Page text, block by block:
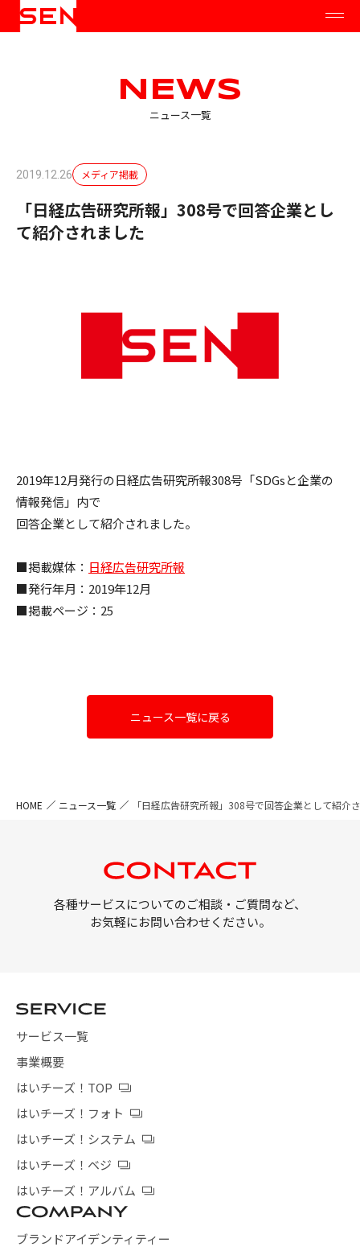
NEWS
ニュース一覧
2019.12.26 メディア掲載
「日経広告研究所報」308号で回答企業とし
て紹介されました
2019年12月発行の日経広告研究所報308号「SDGsと企業の
情報発信」内で
回答企業として紹介されました。
■掲載媒体： 日経広告研究所報
■発行年月：2019年12月
■掲載ページ：25
ニュース一覧に戻る
HOME ニュース一覧 「日経広告研究所報」308号で回答企業として紹介
各種サービスについてのご相談・ご質問など、
お気軽にお問い合わせください。
サービス一覧
事業概要
はいチーズ！TOP
はいチーズ！フォト
はいチーズ！システム
はいチーズ！ベジ
はいチーズ！アルバム
ブランドアイデンティティー